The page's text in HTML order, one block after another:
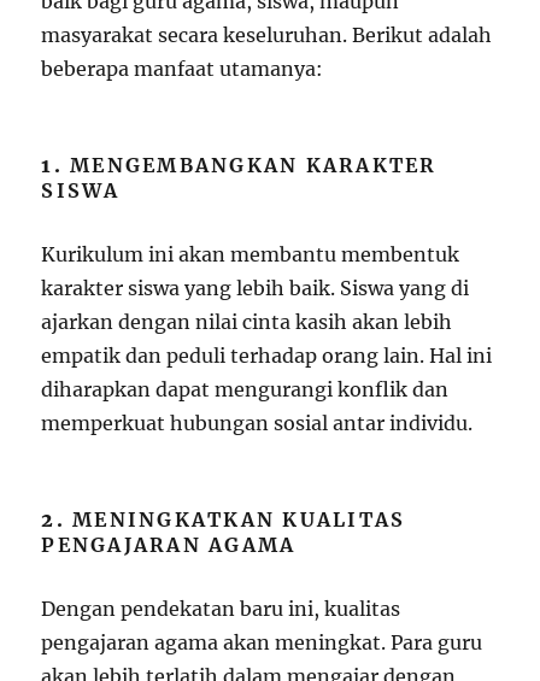
masyarakat secara keseluruhan. Berikut adalah
beberapa manfaat utamanya:
1.MENGEMBANGKAN KARAKTER
SISWA
Kurikulum ini akan membantu membentuk
karakter siswa yang lebih baik. Siswa yang di
ajarkan dengan nilai cinta kasih akan lebih
empatik dan peduli terhadap orang lain. Hal ini
diharapkan dapat mengurangi konflik dan
memperkuat hubungan sosial antar individu.
2.MENINGKATKAN KUALITAS
PENGAJARAN AGAMA
Dengan pendekatan baru ini, kualitas
pengajaran agama akan meningkat. Para guru
akan lebih terlatih dalam mengajar dengan